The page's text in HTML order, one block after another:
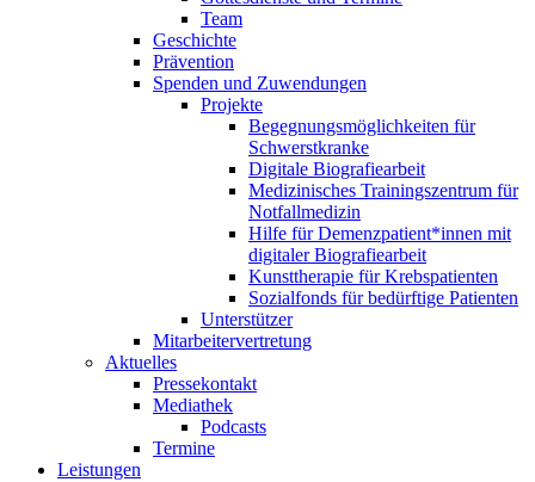
Team
Geschichte
Prävention
Spenden und Zuwendungen
Projekte
Begegnungsmöglichkeiten für
Schwerstkranke
Digitale Biografiearbeit
Medizinisches Trainingszentrum für
Notfallmedizin
Hilfe für Demenzpatient*innen mit
digitaler Biografiearbeit
Kunsttherapie für Krebspatienten
Sozialfonds für bedürftige Patienten
Unterstützer
Mitarbeitervertretung
Aktuelles
Pressekontakt
Mediathek
Podcasts
Termine
Leistungen